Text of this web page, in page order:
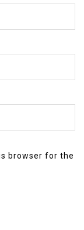
browser for the